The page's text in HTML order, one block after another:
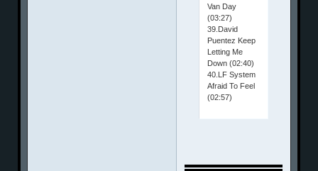
Van Day
(03:27)
39.David
Puentez Keep
Letting Me
Down (02:40)
40.LF System
Afraid To Feel
(02:57)